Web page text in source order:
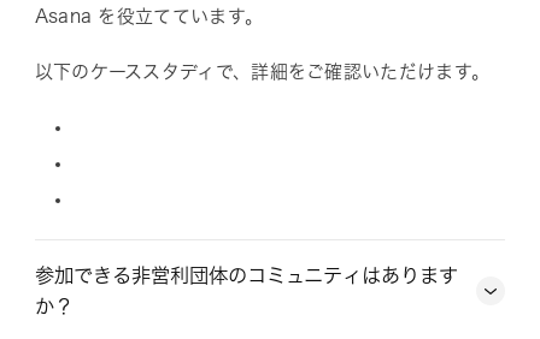
Asana を役立てています。
以下のケーススタディで、詳細をご確認いただけます。
参加できる非営利団体のコミュニティはあります
か？